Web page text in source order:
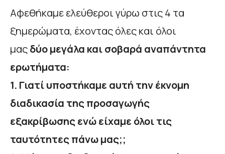
Αφεθήκαμε ελεύθεροι γύρω στις 4 τα
ξημερώματα, έχοντας όλες και όλοι
μαςδύο μεγάλα και σοβαρά αναπάντητα
ερωτήματα:
1. Γιατί υποστήκαμε αυτή την έκνομη
διαδικασία της προσαγωγής
εξακρίβωσης ενώ είχαμε όλοι τις
ταυτότητες πάνω μας;;